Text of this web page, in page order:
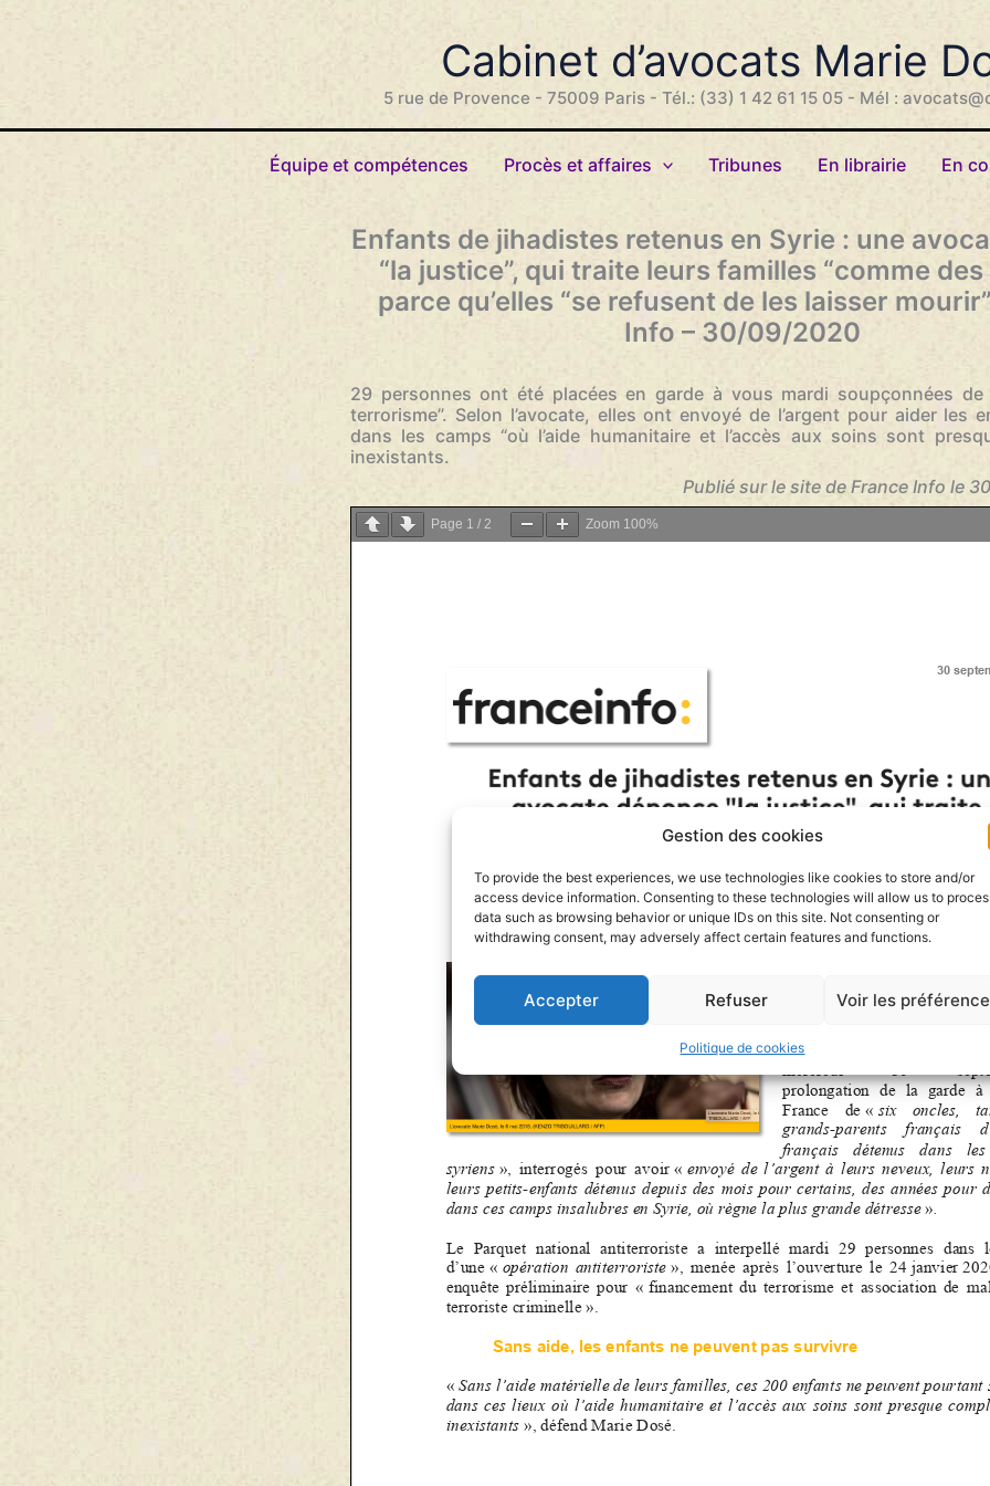
Gestion des cookies
To provide the best experiences, we use technologies like cookies to store and/or
access device information. Consenting to these technologies will allow us to
data such as browsing behavior or unique IDs on this site. Not consenting or
withdrawing consent, may adversely affect certain features and functions.
Accepter Refuser Voir les
Politique de cookies
Aller
Cabinet d’avocats Marie
5 rue de Provence - 75009 Paris - Tél.: (33) 1 42 61 15 05 - Mél :
Équipe et compétences Procès et affaires Tribunes En librairie En
Enfants de jihadistes retenus en Syrie : une
“la justice”, qui traite leurs familles “comme
parce qu’elles “se refusent de les laisser
Info – 30/09/2020
29 personnes ont été placées en garde à vous mardi soupçonnées de
terrorisme”. Selon l’avocate, elles ont envoyé de l’argent pour aider les
dans les camps “où l’aide humanitaire et l’accès aux soins sont
inexistants.
Publié sur le site de France Info le
Page 1 / 2 Zoom 100%